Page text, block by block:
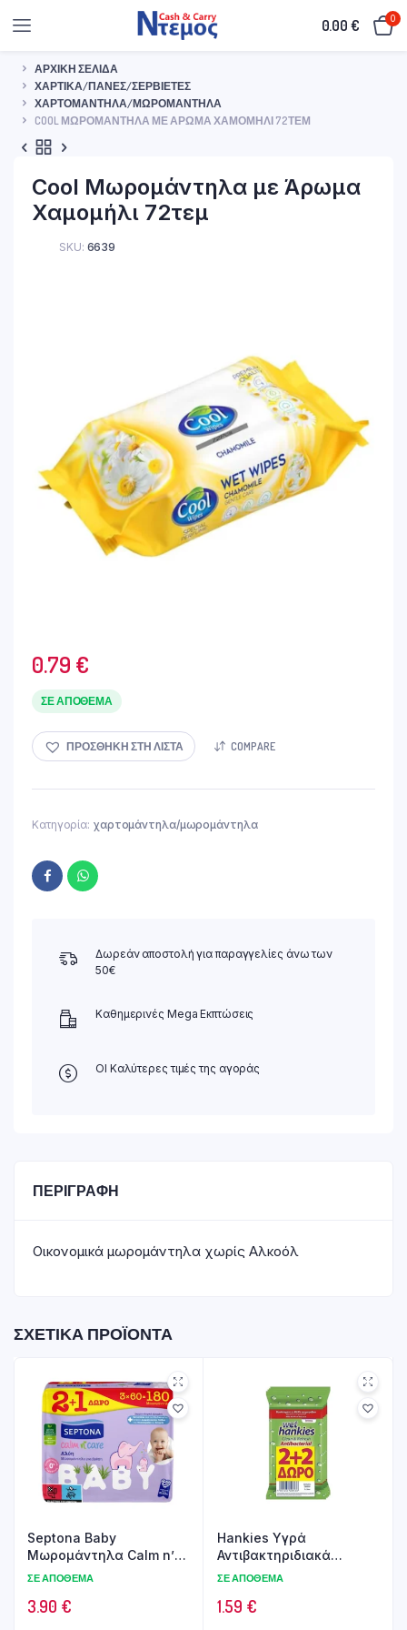
0.00€ 0
ΑΡΧΙΚΉ ΣΕΛΊΔΑ
ΧΑΡΤΙΚΆ/ΠΆΝΕΣ/ΣΕΡΒΙΈΤΕΣ
ΧΑΡΤΟΜΆΝΤΗΛΑ/ΜΩΡΟΜΆΝΤΗΛΑ
COOL ΜΩΡΟΜΆΝΤΗΛΑ ΜΕ ΆΡΩΜΑ ΧΑΜΟΜΉΛΙ 72ΤΕΜ
Cool Μωρομάντηλα με Άρωμα
Χαμομήλι 72τεμ
SKU: 6639
0.79 €
ΣΕ ΑΠΌΘΕΜΑ
ΠΡΟΣΘΉΚΗ ΣΤΗ ΛΊΣΤΑ COMPARE
Κατηγορία: χαρτομάντηλα/μωρομάντηλα
Δωρεάν αποστολή για παραγγελίες άνω των
50€
Καθημερινές Mega Εκπτώσεις
ΟΙ Καλύτερες τιμές της αγοράς
ΠΕΡΙΓΡΑΦΉ
Οικονομικά μωρομάντηλα χωρίς Αλκοόλ
ΣΧΕΤΙΚΆ ΠΡΟΪΌΝΤΑ
Septona Baby
Μωρομάντηλα Calm n’
Care Aloe Vera 2×60τεμ
ΣΕ ΑΠΌΘΕΜΑ
3.90 €
Hankies Υγρά
Αντιβακτηριδιακά
Μαντηλάκια Χεριών 2+2
ΣΕ ΑΠΌΘΕΜΑ
1.59 €